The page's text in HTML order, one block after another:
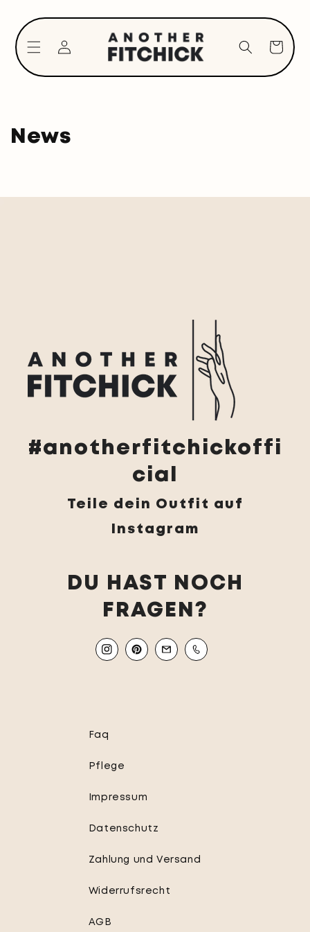
zum
Inhalt
Einloggen Warenkorb
News
#anotherfitchickoffi
cial
Teile dein Outfit auf
Instagram
DU HAST NOCH
FRAGEN?
Instagram
Pinterest
Email Mobile
Faq
Pflege
Impressum
Datenschutz
Zahlung und Versand
Widerrufsrecht
AGB